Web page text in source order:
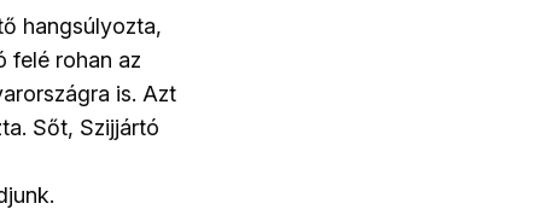
hangsúlyozta,
felé rohan az
is. Azt
Sőt, Szijjártó